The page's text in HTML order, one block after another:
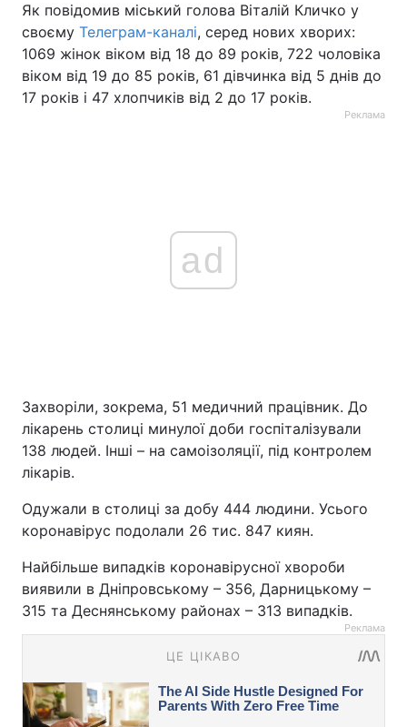
Як повідомив міський голова Віталій Кличко у
своєму Телеграм-каналі, серед нових хворих:
1069 жінок віком від 18 до 89 років, 722 чоловіка
віком від 19 до 85 років, 61 дівчинка від 5 днів до
17 років і 47 хлопчиків від 2 до 17 років.
Реклама
ad
Захворіли, зокрема, 51 медичний працівник. До
лікарень столиці минулої доби госпіталізували
138 людей. Інші – на самоізоляції, під контролем
лікарів.
Одужали в столиці за добу 444 людини. Усього
коронавірус подолали 26 тис. 847 киян.
Найбільше випадків коронавірусної хвороби
виявили в Дніпровському – 356, Дарницькому –
315 та Деснянському районах – 313 випадків.
Реклама